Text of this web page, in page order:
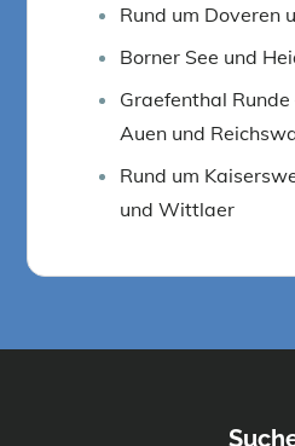
Rund um Doveren
Borner See und
Graefenthal Runde
Auen und
Rund um
und Wittlaer